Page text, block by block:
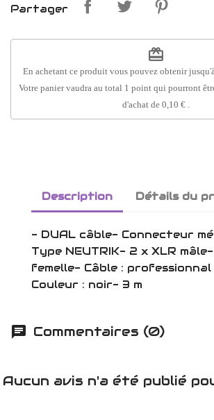
Partager
redeem
En achetant ce produit vous pouvez obtenir jusqu'à
Votre panier vaudra au total 1 pointqui pourront
d'achat de 0,10 €.
Description Détails du
- DUAL câble- Connecteur
Type NEUTRIK- 2 x XLR mâle-
femelle- Câble :
Couleur : noir- 3 m
Commentaires (0)
Aucun avis n'a été publié